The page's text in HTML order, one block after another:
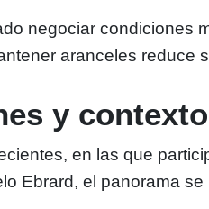
negociar condiciones
aranceles reduce
y
en las que
Ebrard, el panorama